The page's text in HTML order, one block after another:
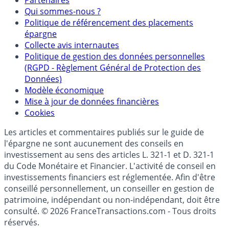
Mentions légales et Conditions d’utilisation
Partenaires
Qui sommes-nous ?
Politique de référencement des placements
épargne
Collecte avis internautes
Politique de gestion des données personnelles
(RGPD - Règlement Général de Protection des
Données)
Modèle économique
Cookies
Les articles et commentaires publiés sur le guide de
l'épargne ne sont aucunement des conseils en
investissement au sens des articles L. 321-1 et D. 321-1
du Code Monétaire et Financier. L'activité de conseil en
investissements financiers est réglementée. Afin d'être
conseillé personnellement, un conseiller en gestion de
patrimoine, indépendant ou non-indépendant, doit être